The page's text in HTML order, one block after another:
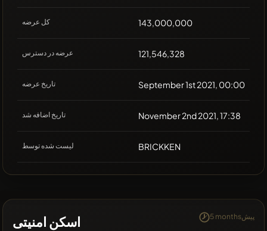
کل عرضه 143,000,000
عرضه در دسترس 121,546,328
تاریخ عرضه September 1st 2021, 00:00
تاریخ اضافه شد November 2nd 2021, 17:38
لیست شده توسط BRICKKEN
اسکن امنیتی 5 monthsپیش